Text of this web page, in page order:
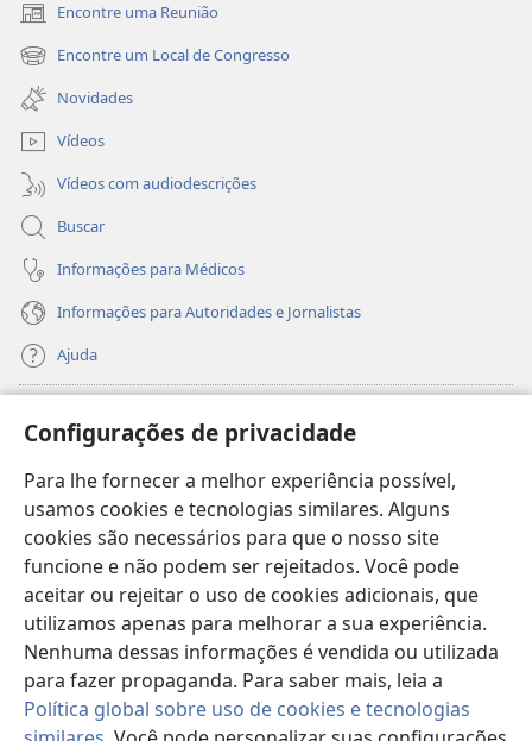
Configurações de privacidade
Para lhe fornecer a melhor experiência possível,
usamos cookies e tecnologias similares. Alguns
cookies são necessários para que o nosso site
funcione e não podem ser rejeitados. Você pode
aceitar ou rejeitar o uso de cookies adicionais, que
utilizamos apenas para melhorar a sua experiência.
Nenhuma dessas informações é vendida ou utilizada
para fazer propaganda. Para saber mais, leia a
Política global sobre uso de cookies e tecnologias
Encontre uma Reunião
(abre
nova
janela)
Encontre um Local de Congresso
(abre
nova
janela)
Novidades
Vídeos
Vídeos com audiodescrições
Buscar
Informações para Médicos
Informações para Autoridades e Jornalistas
Ajuda
(abre
nova
janela)
Biblioteca On-line da Torre de Vigia™
(abre
nova
janela)JW Hub
(abre
nova
janela)JW Library
Watchtower Library